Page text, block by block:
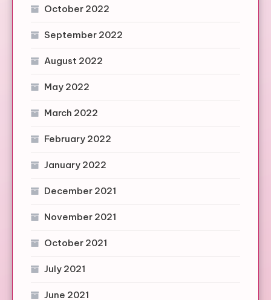
October 2022
September 2022
August 2022
May 2022
March 2022
February 2022
January 2022
December 2021
November 2021
October 2021
July 2021
June 2021